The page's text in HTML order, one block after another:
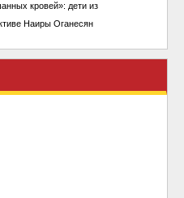
кровей»: дети из
Наиры Оганесян